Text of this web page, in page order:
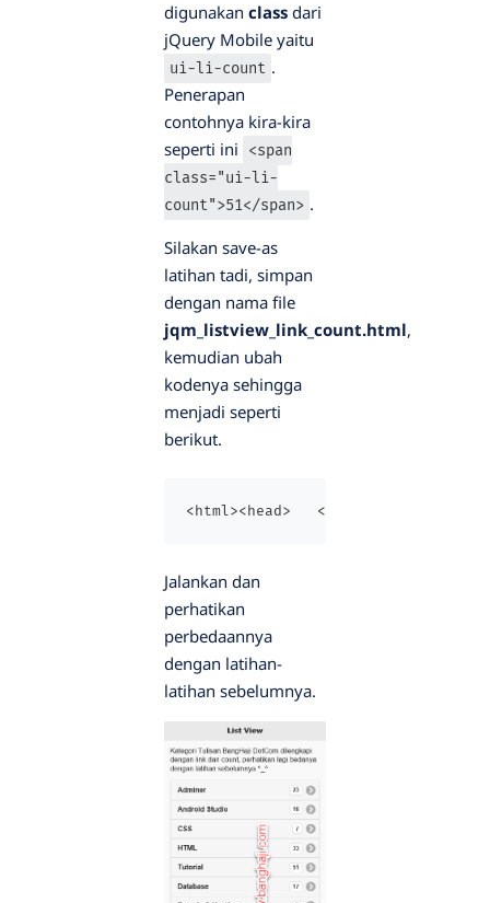
digunakan class dari
jQuery Mobile yaitu
ui-li-count .
Penerapan
contohnya kira-kira
seperti ini
<span
class="ui-li-
count">51</span> .
Silakan save-as
latihan tadi, simpan
dengan nama file
jqm_listview_link_count.html,
kemudian ubah
kodenya sehingga
menjadi seperti
berikut.
<html><head>   <title>Membuat
Jalankan dan
perhatikan
perbedaannya
dengan latihan-
latihan sebelumnya.